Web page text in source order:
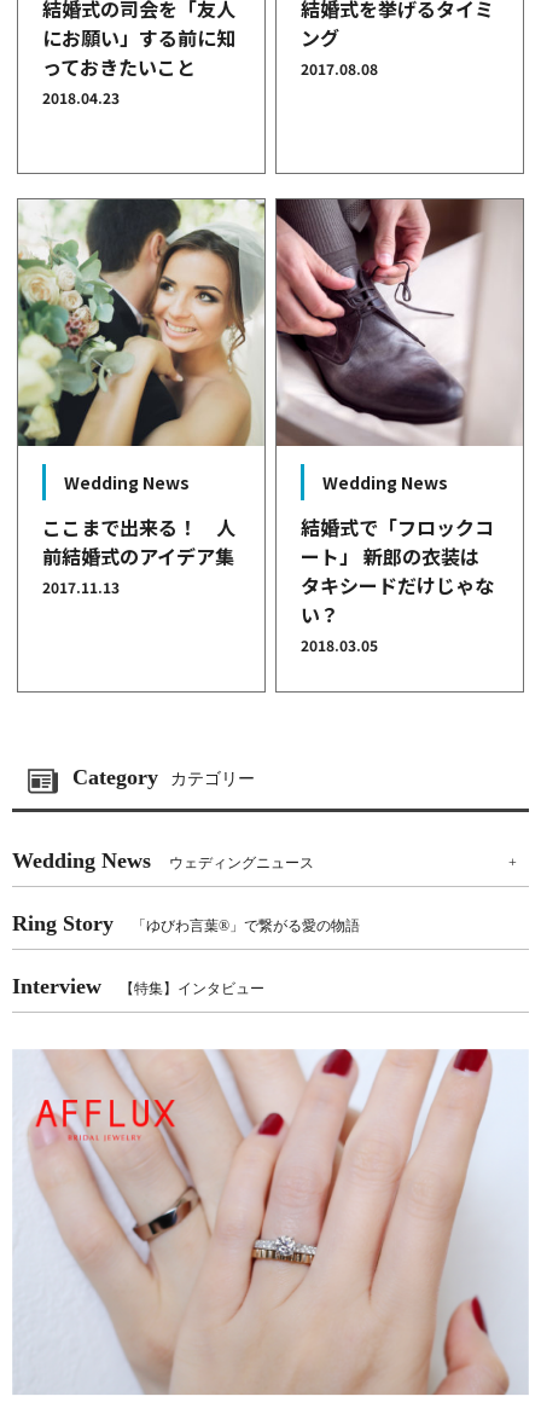
結婚式の司会を「友人
にお願い」する前に知
っておきたいこと
2018.04.23
結婚式を挙げるタイミ
ング
2017.08.08
Wedding News
ここまで出来る！ 人
前結婚式のアイデア集
2017.11.13
Wedding News
結婚式で「フロックコ
ート」 新郎の衣装は
タキシードだけじゃな
い？
2018.03.05
Category カテゴリー
Wedding News ウェディングニュース +
Ring Story 「ゆびわ言葉®」で繋がる愛の物語
Interview 【特集】インタビュー